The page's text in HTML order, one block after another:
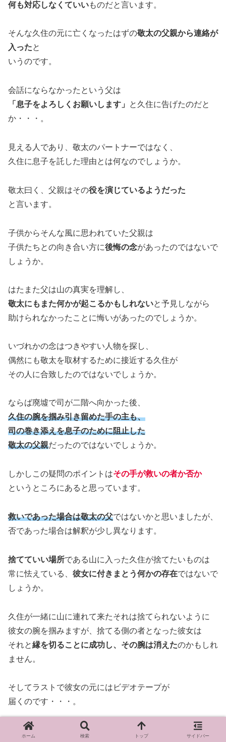
何も対応しなくていいものだと言います。
そんな久住の元に亡くなったはずの敬太の父親から連絡が
入ったと
いうのです。
会話にならなかったという父は
「息子をよろしくお願いします」
と久住に告げたのだと
か・・・。
見える人であり、敬太のパートナーではなく、
久住に息子を託した理由とは何なのでしょうか。
敬太曰く、父親はその役を演じているようだった
と言います。
子供からそんな風に思われていた父親は
子供たちとの向き合い方に後悔の念があったのではないで
しょうか。
はたまた父は山の真実を理解し、
敬太にもまた何かが起こるかもしれないと予見しながら
助けられなかったことに悔いがあったのでしょうか。
いづれかの念はつきやすい人物を探し、
偶然にも敬太を取材するために接近する久住が
その人に合致したのではないでしょうか。
ならば廃墟で司が二階へ向かった後、
久住の腕を掴み引き留めた手の主も、
司の巻き添えを息子のために阻止した
敬太の父親だったのではないでしょうか。
しかしこの疑問のポイントはその手が救いの者か否か
というところにあると思っています。
救いであった場合は敬太の父ではないかと思いましたが、
否であった場合は解釈が少し異なります。
捨てていい場所である山に入った久住が捨てたいものは
常に怯えている、 彼女に付きまとう何かの存在ではないで
しょうか。
久住が一緒に山に連れて来たそれは捨てられないように
彼女の腕を掴みますが、捨てる側の者となった彼女は
それと縁を切ることに成功し、その腕は消えたのかもしれ
ません。
そしてラストで彼女の元にはビデオテープが
届くのです・・・。
ホーム 検索 トップ サイドバー